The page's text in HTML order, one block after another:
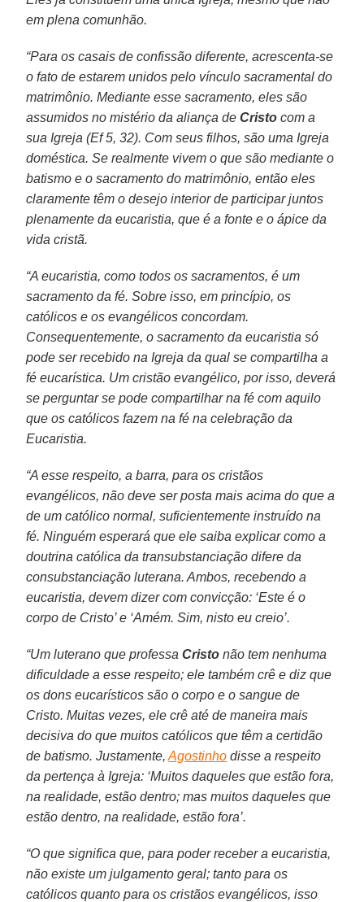
em plena comunhão.
“Para os casais de confissão diferente, acrescenta-se
o fato de estarem unidos pelo vínculo sacramental do
matrimônio. Mediante esse sacramento, eles são
assumidos no mistério da aliança deCristo com a
sua Igreja (Ef 5, 32). Com seus filhos, são uma Igreja
doméstica. Se realmente vivem o que são mediante o
batismo e o sacramento do matrimônio, então eles
claramente têm o desejo interior de participar juntos
plenamente da eucaristia, que é a fonte e o ápice da
vida cristã.
“A eucaristia, como todos os sacramentos, é um
sacramento da fé. Sobre isso, em princípio, os
católicos e os evangélicos concordam.
Consequentemente, o sacramento da eucaristia só
pode ser recebido na Igreja da qual se compartilha a
fé eucarística. Um cristão evangélico, por isso, deverá
se perguntar se pode compartilhar na fé com aquilo
que os católicos fazem na fé na celebração da
Eucaristia.
“A esse respeito, a barra, para os cristãos
evangélicos, não deve ser posta mais acima do que a
de um católico normal, suficientemente instruído na
fé. Ninguém esperará que ele saiba explicar como a
doutrina católica da transubstanciação difere da
consubstanciação luterana. Ambos, recebendo a
eucaristia, devem dizer com convicção: ‘Este é o
corpo de Cristo’ e ‘Amém. Sim, nisto eu creio’.
“Um luterano que professaCristo não tem nenhuma
dificuldade a esse respeito; ele também crê e diz que
os dons eucarísticos são o corpo e o sangue de
Cristo. Muitas vezes, ele crê até de maneira mais
decisiva do que muitos católicos que têm a certidão
de batismo. Justamente,Agostinho disse a respeito
da pertença à Igreja: ‘Muitos daqueles que estão fora,
na realidade, estão dentro; mas muitos daqueles que
estão dentro, na realidade, estão fora’.
“O que significa que, para poder receber a eucaristia,
não existe um julgamento geral; tanto para os
católicos quanto para os cristãos evangélicos, isso